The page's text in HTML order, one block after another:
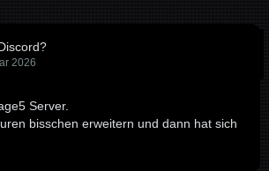
2026
Server.
bisschen erweitern und dann hat sich